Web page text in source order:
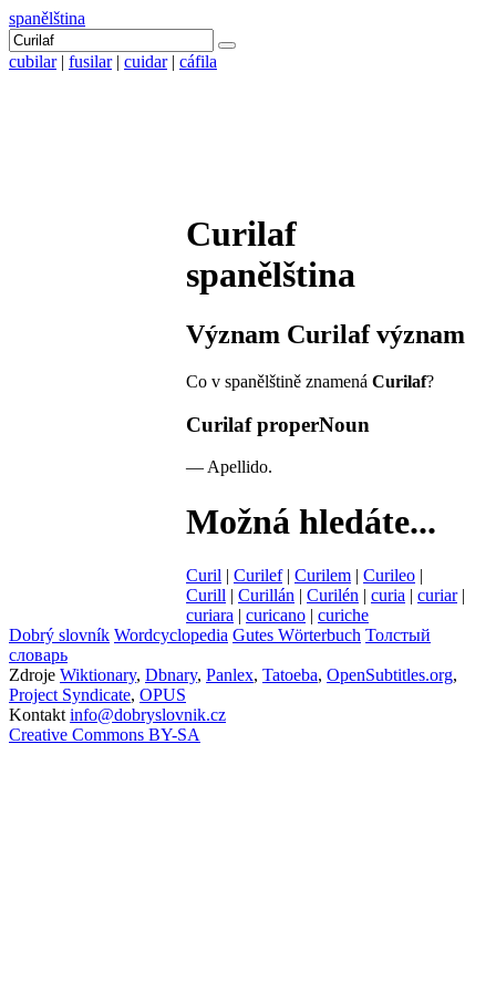
spanělština
cubilar | fusilar | cuidar | cáfila
Curilaf
spanělština
Význam Curilafvýznam
Co v spanělštině znamená Curilaf?
Curilaf properNoun
— Apellido.
Možná hledáte...
Curil | Curilef | Curilem | Curileo |
Curill | Curillán | Curilén | curia | curiar |
curiara | curicano | curiche
Dobrý slovník Wordcyclopedia Gutes Wörterbuch Толстый
словарь
Zdroje Wiktionary, Dbnary, Panlex, Tatoeba, OpenSubtitles.org,
Project Syndicate, OPUS
Kontakt info@dobryslovnik.cz
Creative Commons BY-SA